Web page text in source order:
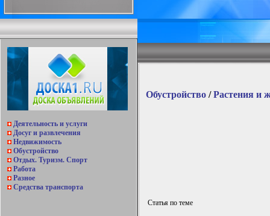
Деятельность и услуги
Досуг и развлечения
Недвижимость
Обустройство
Отдых. Туризм. Спорт
Работа
Разное
Средства транспорта
Обустройство /Растения и
Статья по теме